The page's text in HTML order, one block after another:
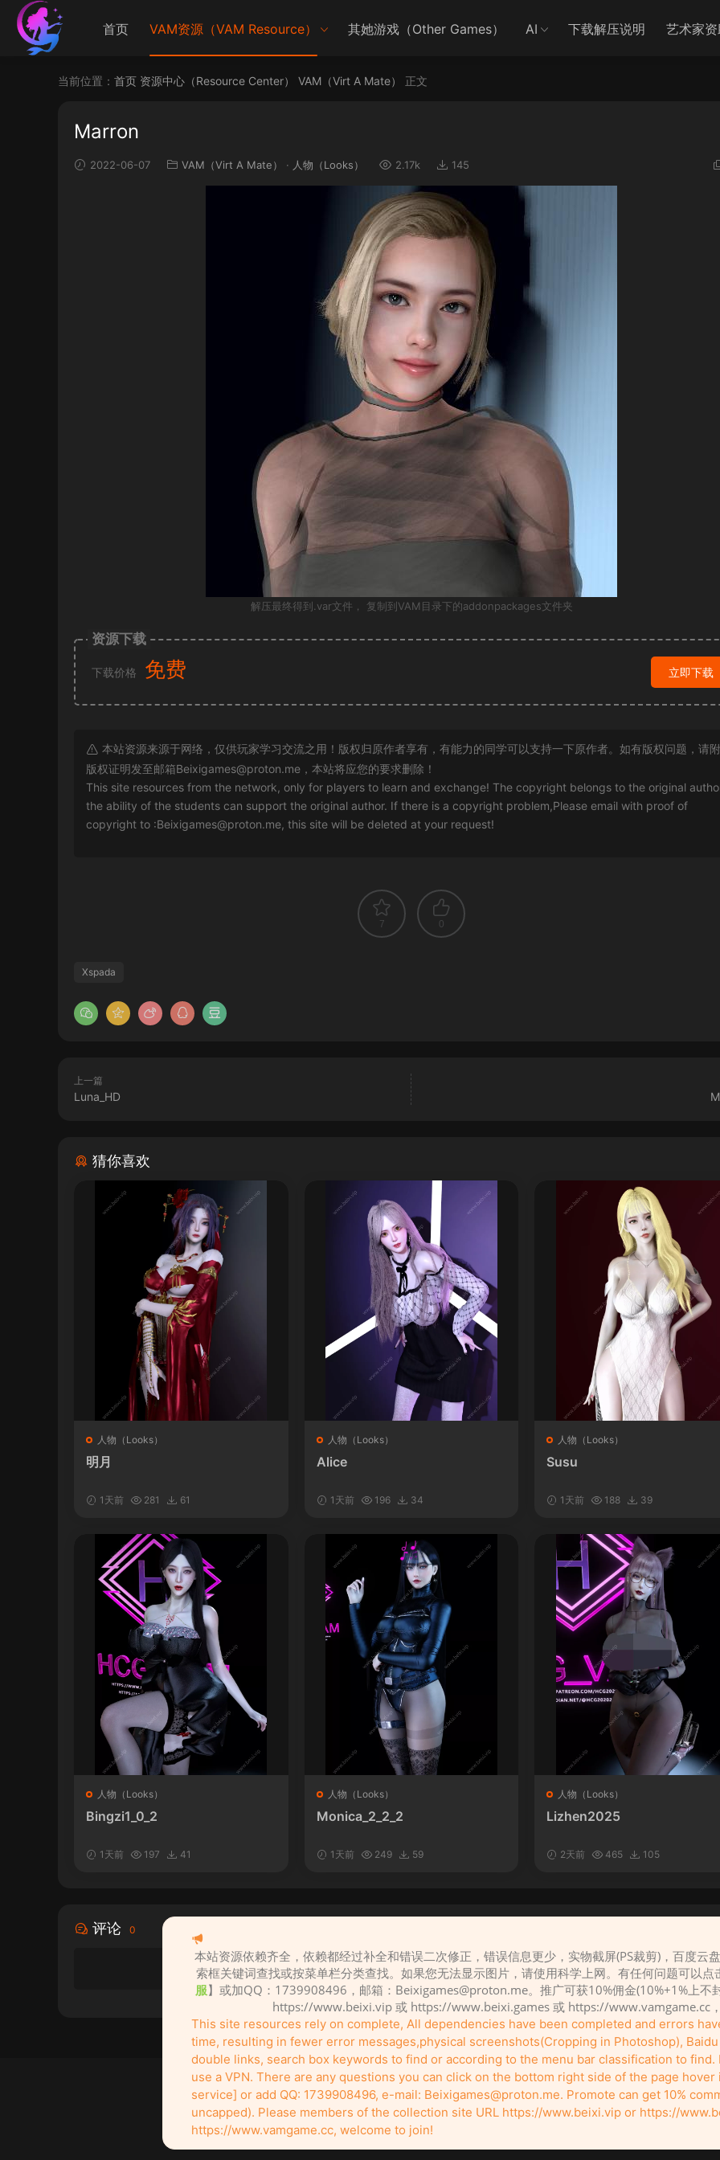
首页 VAM资源（VAM Resource） 其她游戏（Other Games） AI 下载解压说明 艺术家
当前位置： 首页 资源中心（Resource Center） VAM（Virt A Mate） 正文
Marron
2022-06-07 VAM（Virt A Mate） · 人物（Looks） 2.17k 145
解压最终得到.var文件， 复制到VAM目录下的addonpackages文件夹
资源下载
下载价格 免费 立即下载
本站资源来源于网络，仅供玩家学习交流之用！版权归原作者享有，有能力的同学可以支持一下原作者。如有版权问题，请
版权证明发至邮箱Beixigames@proton.me ，本站将应您的要求删除！
This site resources from the network, only for players to learn and exchange! The copyright belongs to the original
the ability of the students can support the original author. If there is a copyright problem,Please email with proof of
copyright to :Beixigames@proton.me, this site will be deleted at your request!
7 0
Xspada
上一篇
Luna_HD
猜你喜欢
人物（Looks）
明月
1天前 281 61
人物（Looks）
Alice
1天前 196 34
人物（Looks）
Susu
1天前 188 39
人物（Looks）
Bingzi1_0_2
1天前 197 41
人物（Looks）
Monica_2_2_2
1天前 249 59
人物（Looks）
Lizhen2025
2天前 465 105
评论 0
请先登录
Copyleft © 2022-2026 beixi.vip - All Rights Freedom！
创作不易！有能力的同学可以去支持一下原创作者（我们绝对支持），当然了，您加入这里我们
It's not easy to create! Go support the original creators if you can (we definitely do), and of course, you're
本站资源依赖齐全，依赖都经过补全和错误二次修正，错误信息更少，实物截屏(PS裁剪)，百度云
索框关键词查找或按菜单栏分类查找。如果您无法显示图片，请使用科学上网。有任何问题可以点
服】或加QQ：1739908496，邮箱： Beixigames@proton.me。推广可获10%佣金(10%+1%上不
https://www.beixi.vip 或 https://www.beixi.games 或 https://www.vamgame.cc，
This site resources rely on complete, All dependencies have been completed and errors
time, resulting in fewer error messages,physical screenshots(Cropping in Photoshop),
double links, search box keywords to find or according to the menu bar classification to find.
use a VPN. There are any questions you can click on the bottom right side of the page
service] or add QQ: 1739908496, e-mail: Beixigames@proton.me. Promote can get 10%
uncapped). Please members of the collection site URL https://www.beixi.vip or https://
https://www.vamgame.cc, welcome to join!